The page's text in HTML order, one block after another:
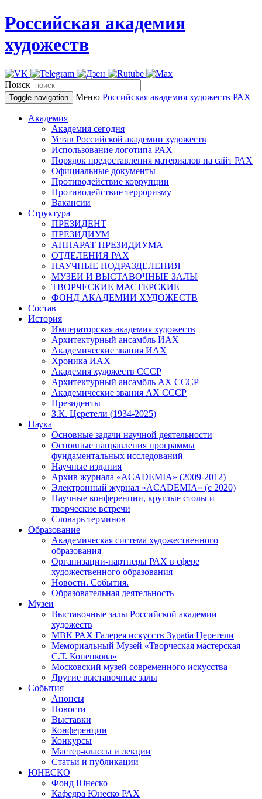
Российская академия
художеств
Поиск
Toggle navigation Меню Российская академия художеств РАХ
Академия
Академия сегодня
Устав Российской академии художеств
Использование логотипа РАХ
Порядок предоставления материалов на сайт РАХ
Официальные документы
Противодействие коррупции
Противодействие терроризму
Вакансии
Структура
ПРЕЗИДЕНТ
ПРЕЗИДИУМ
АППАРАТ ПРЕЗИДИУМА
ОТДЕЛЕНИЯ РАХ
НАУЧНЫЕ ПОДРАЗДЕЛЕНИЯ
МУЗЕИ И ВЫСТАВОЧНЫЕ ЗАЛЫ
ТВОРЧЕСКИЕ МАСТЕРСКИЕ
ФОНД АКАДЕМИИ ХУДОЖЕСТВ
Состав
История
Императорская академия художеств
Архитектурный ансамбль ИАХ
Академические звания ИАХ
Хроника ИАХ
Академия художеств СССР
Архитектурный ансамбль АХ СССР
Академические звания АХ СССР
Президенты
З.К. Церетели (1934-2025)
Наука
Основные задачи научной деятельности
Основные направления программы
фундаментальных исследований
Научные издания
Архив журнала «ACADEMIA» (2009-2012)
Электронный журнал «ACADEMIA» (с 2020)
Научные конференции, круглые столы и
творческие встречи
Словарь терминов
Образование
Академическая система художественного
образования
Организации-партнеры РАХ в сфере
художественного образования
Новости. События.
Образовательная деятельность
Музеи
Выставочные залы Российской академии
художеств
МВК РАХ Галерея искусств Зураба Церетели
Мемориальный Музей «Творческая мастерская
С.Т. Коненкова»
Московский музей современного искусства
Другие выставочные залы
События
Анонсы
Новости
Выставки
Конференции
Конкурсы
Мастер-классы и лекции
Статьи и публикации
ЮНЕСКО
Фонд Юнеско
Кафедра Юнеско РАХ